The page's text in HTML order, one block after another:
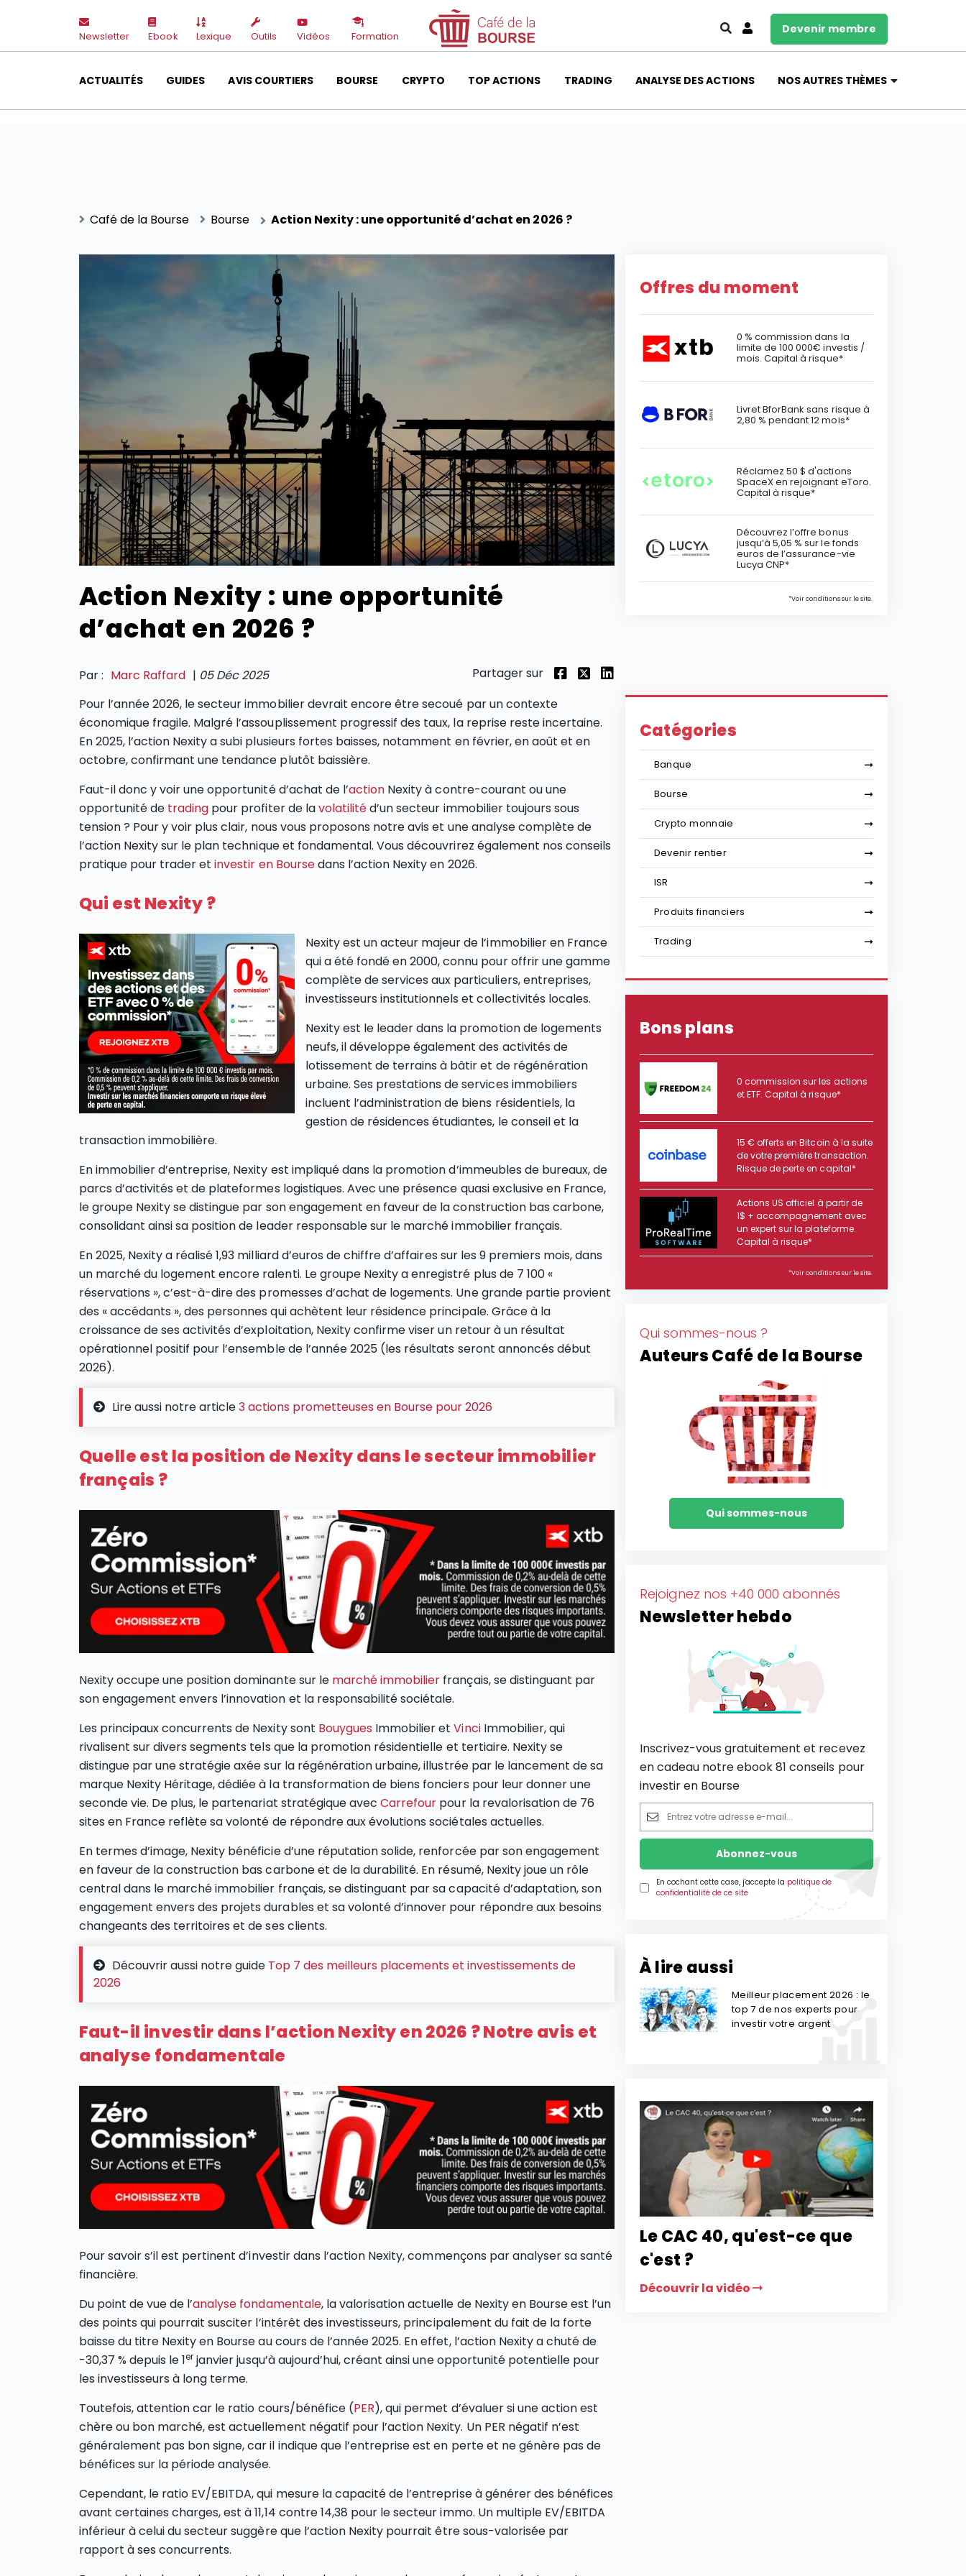
Newsletter Ebook Lexique Outils Vidéos Formation
Devenir membre
ACTUALITÉS GUIDES AVIS COURTIERS BOURSE CRYPTO TOP ACTIONS TRADING ANALYSE DES ACTIONS NOS AUTRES THÈMES
Café de la Bourse Bourse Action Nexity : une opportunité d’achat en 2026 ?
Action Nexity : une opportunité
d’achat en 2026 ?
Par : Marc Raffard | 05 Déc 2025 Partager sur
Offres du moment
0 % commission dans la
limite de 100 000€ investis /
mois. Capital à risque*
Livret BforBank sans risque à
2,80 % pendant 12 mois*
Réclamez 50 $ d'actions
SpaceX en rejoignant eToro.
Capital à risque*
Découvrez l’offre bonus
jusqu’à 5,05 % sur le fonds
euros de l’assurance-vie
Lucya CNP*
*Voir conditions sur le site.
Pour l’année 2026, le secteur immobilier devrait encore être secoué par un contexte
économique fragile. Malgré l’assouplissement progressif des taux, la reprise reste incertaine.
En 2025, l’action Nexity a subi plusieurs fortes baisses, notamment en février, en août et en
octobre, confirmant une tendance plutôt baissière.
Faut-il donc y voir une opportunité d’achat de l’action Nexity à contre-courant ou une
opportunité de trading pour profiter de lavolatilitéd’un secteur immobilier toujours sous
tension ? Pour y voir plus clair, nous vous proposons notre avis et une analyse complète de
l’action Nexity sur le plan technique et fondamental. Vous découvrirez également nos conseils
pratique pour trader etinvestir en Boursedans l’action Nexity en 2026.
Qui est Nexity ?​
Nexity est un acteur majeur de l’immobilier en France
qui a été fondé en 2000, connu pour offrir une gamme
complète de services aux particuliers, entreprises,
investisseurs institutionnels et collectivités locales.
Nexity est le leader dans la promotion de logements
neufs, il développe également des activités de
lotissement de terrains à bâtir et de régénération
urbaine. Ses prestations de services immobiliers
incluent l’administration de biens résidentiels, la
gestion de résidences étudiantes, le conseil et la
transaction immobilière.
En immobilier d’entreprise, Nexity est impliqué dans la promotion d’immeubles de bureaux, de
parcs d’activités et de plateformes logistiques. Avec une présence quasi exclusive en France,
le groupe Nexity se distingue par son engagement en faveur de la construction bas carbone,
consolidant ainsi sa position de leader responsable sur le marché immobilier français.
En 2025, Nexity a réalisé 1,93 milliard d’euros de chiffre d’affaires sur les 9 premiers mois, dans
un marché du logement encore ralenti. Le groupe Nexity a enregistré plus de 7 100 «
réservations », c’est-à-dire des promesses d’achat de logements. Une grande partie provient
des « accédants », des personnes qui achètent leur résidence principale. Grâce à la
croissance de ses activités d’exploitation, Nexity confirme viser un retour à un résultat
opérationnel positif pour l’ensemble de l’année 2025 (les résultats seront annoncés début
2026).
Lire aussi notre article3 actions prometteuses en Bourse pour 2026
Quelle est la position de Nexity dans le secteur immobilier
français ?
Nexity occupe une position dominante sur le marché immobilier français, se distinguant par
son engagement envers l’innovation et la responsabilité sociétale.
Les principaux concurrents de Nexity sont Bouygues Immobilier etVinciImmobilier, qui
rivalisent sur divers segments tels que la promotion résidentielle et tertiaire. Nexity se
distingue par une stratégie axée sur la régénération urbaine, illustrée par le lancement de sa
marque Nexity Héritage, dédiée à la transformation de biens fonciers pour leur donner une
seconde vie. De plus, le partenariat stratégique avecCarrefour pour la revalorisation de 76
sites en France reflète sa volonté de répondre aux évolutions sociétales actuelles.​
En termes d’image, Nexity bénéficie d’une réputation solide, renforcée par son engagement
en faveur de la construction bas carbone et de la durabilité. En résumé, Nexity joue un rôle
central dans le marché immobilier français, se distinguant par sa capacité d’adaptation, son
engagement envers des projets durables et sa volonté d’innover pour répondre aux besoins
changeants des territoires et de ses clients.
Découvrir aussi notre guide Top 7 des meilleurs placements et investissements de
2026
Faut-il investir dans l’action Nexity en 2026 ? Notre avis et
analyse fondamentale
Pour savoir s’il est pertinent d’investir dans l’action Nexity, commençons par analyser sa santé
financière.
Du point de vue de l’analyse fondamentale, la valorisation actuelle de Nexity en Bourse est l’un
des points qui pourrait susciter l’intérêt des investisseurs, principalement du fait de la forte
baisse du titre Nexity en Bourse au cours de l’année 2025. En effet, l’action Nexity a chuté de
-30,37 % depuis le 1er janvier jusqu’à aujourd’hui, créant ainsi une opportunité potentielle pour
les investisseurs à long terme.
Toutefois, attention car le ratio cours/bénéfice (PER), qui permet d’évaluer si une action est
chère ou bon marché, est actuellement négatif pour l’action Nexity. Un PER négatif n’est
généralement pas bon signe, car il indique que l’entreprise est en perte et ne génère pas de
bénéfices sur la période analysée.
Cependant, le ratio EV/EBITDA, qui mesure la capacité de l’entreprise à générer des bénéfices
avant certaines charges, est à 11,14 contre 14,38 pour le secteur immo. Un multiple EV/EBITDA
inférieur à celui du secteur suggère que l’action Nexity pourrait être sous-valorisée par
rapport à ses concurrents.
Catégories
Banque
Bourse
Crypto monnaie
Devenir rentier
ISR
Produits financiers
Trading
Bons plans
0 commission sur les actions
et ETF. Capital à risque*
15 € offerts en Bitcoin à la suite
de votre première transaction.
Risque de perte en capital*
Actions US officiel à partir de
1$ + accompagnement avec
un expert sur la plateforme.
Capital à risque*
*Voir conditions sur le site.
Qui sommes-nous ?
Auteurs Café de la Bourse
Qui sommes-nous
Rejoignez nos +40 000 abonnés
Newsletter hebdo
Inscrivez-vous gratuitement et recevez
en cadeau notre ebook 81 conseils pour
investir en Bourse
En cochant cette case, j'accepte la politique de
confidentialité de ce site
À lire aussi
Meilleur placement 2026 : le
top 7 de nos experts pour
investir votre argent
Le CAC 40, qu'est-ce que
c'est ?
Découvrir la vidéo